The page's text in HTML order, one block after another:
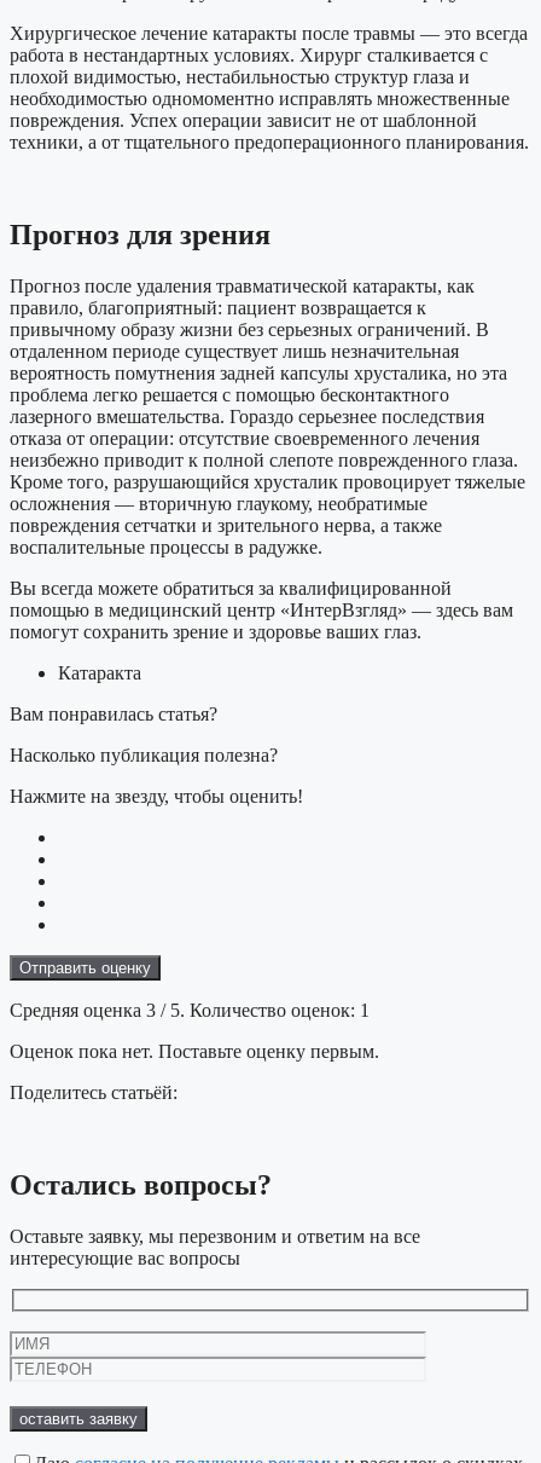
Хирургическое лечение катаракты после травмы — это всегда
работа в нестандартных условиях. Хирург сталкивается с
плохой видимостью, нестабильностью структур глаза и
необходимостью одномоментно исправлять множественные
повреждения. Успех операции зависит не от шаблонной
техники, а от тщательного предоперационного планирования.
Прогноз для зрения
Прогноз после удаления травматической катаракты, как
правило, благоприятный: пациент возвращается к
привычному образу жизни без серьезных ограничений. В
отдаленном периоде существует лишь незначительная
вероятность помутнения задней капсулы хрусталика, но эта
проблема легко решается с помощью бесконтактного
лазерного вмешательства. Гораздо серьезнее последствия
отказа от операции: отсутствие своевременного лечения
неизбежно приводит к полной слепоте поврежденного глаза.
Кроме того, разрушающийся хрусталик провоцирует тяжелые
осложнения — вторичную глаукому, необратимые
повреждения сетчатки и зрительного нерва, а также
воспалительные процессы в радужке.
Вы всегда можете обратиться за квалифицированной
помощью в медицинский центр «ИнтерВзгляд» — здесь вам
помогут сохранить зрение и здоровье ваших глаз.
Катаракта
Вам понравилась статья?
Насколько публикация полезна?
Нажмите на звезду, чтобы оценить!
Отправить оценку
Средняя оценка 3 / 5. Количество оценок: 1
Оценок пока нет. Поставьте оценку первым.
Поделитесь статьёй:
Остались вопросы?
Оставьте заявку, мы перезвоним и ответим на все
интересующие вас вопросы
это
поле